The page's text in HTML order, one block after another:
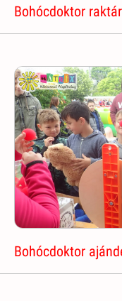
Bohócdoktor
Bohócdoktor